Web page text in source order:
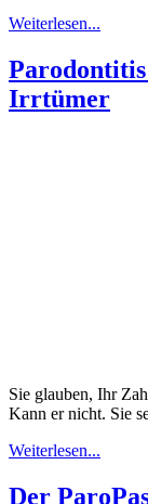
Weiterlesen...
Irrtümer
Sie glauben, Ihr
Kann er nicht. Sie
Weiterlesen...
Der